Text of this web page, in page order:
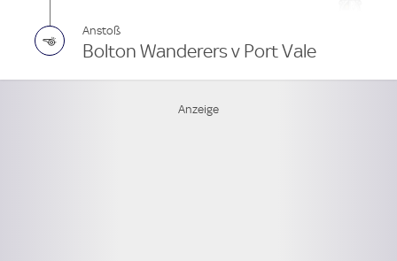
Anstoß
Bolton Wanderers v Port Vale